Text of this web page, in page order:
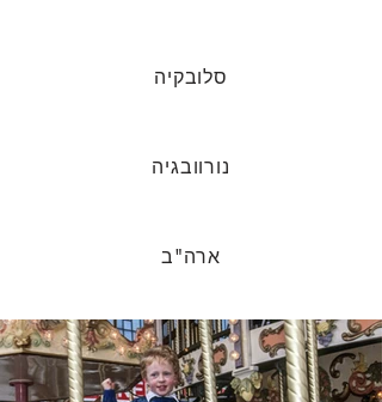
סלובקיה
נורוובגיה
ארה"ב